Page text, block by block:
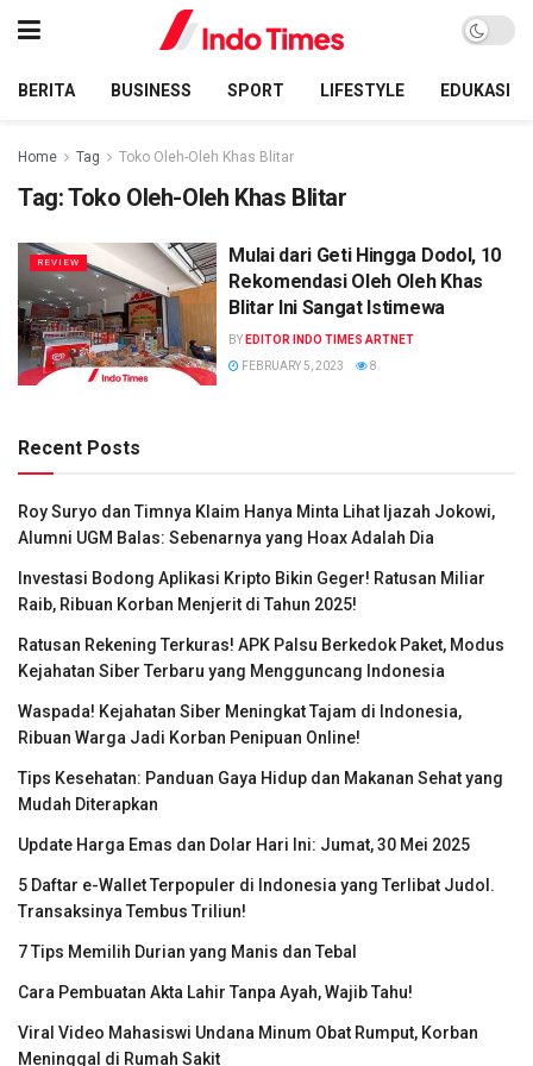
BERITA BUSINESS SPORT LIFESTYLE EDUKASI
Home Tag Toko Oleh-Oleh Khas Blitar
Tag:Toko Oleh-Oleh Khas Blitar
REVIEW
Mulai dari Geti Hingga Dodol, 10
Rekomendasi Oleh Oleh Khas
Blitar Ini Sangat Istimewa
BY EDITOR INDO TIMES ARTNET
FEBRUARY 5, 2023
8
Recent Posts
Roy Suryo dan Timnya Klaim Hanya Minta Lihat Ijazah Jokowi,
Alumni UGM Balas: Sebenarnya yang Hoax Adalah Dia
Investasi Bodong Aplikasi Kripto Bikin Geger! Ratusan Miliar
Raib, Ribuan Korban Menjerit di Tahun 2025!
Ratusan Rekening Terkuras! APK Palsu Berkedok Paket, Modus
Kejahatan Siber Terbaru yang Mengguncang Indonesia
Waspada! Kejahatan Siber Meningkat Tajam di Indonesia,
Ribuan Warga Jadi Korban Penipuan Online!
Tips Kesehatan: Panduan Gaya Hidup dan Makanan Sehat yang
Mudah Diterapkan
Update Harga Emas dan Dolar Hari Ini: Jumat, 30 Mei 2025
5 Daftar e-Wallet Terpopuler di Indonesia yang Terlibat Judol.
Transaksinya Tembus Triliun!
7 Tips Memilih Durian yang Manis dan Tebal
Cara Pembuatan Akta Lahir Tanpa Ayah, Wajib Tahu!
Viral Video Mahasiswi Undana Minum Obat Rumput, Korban
Meninggal di Rumah Sakit